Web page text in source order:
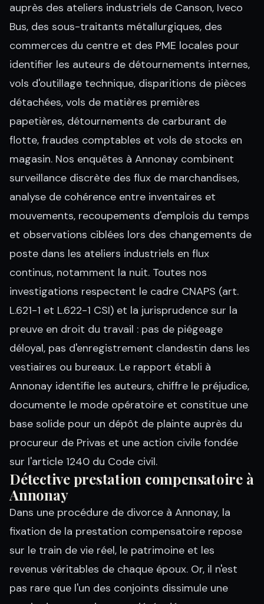
auprès des ateliers industriels de Canson, Iveco
Bus, des sous-traitants métallurgiques, des
commerces du centre et des PME locales pour
identifier les auteurs de détournements internes,
vols d'outillage technique, disparitions de pièces
détachées, vols de matières premières
papetières, détournements de carburant de
flotte, fraudes comptables et vols de stocks en
magasin. Nos enquêtes à Annonay combinent
surveillance discrète des flux de marchandises,
analyse de cohérence entre inventaires et
mouvements, recoupements d'emplois du temps
et observations ciblées lors des changements de
poste dans les ateliers industriels en flux
continus, notamment la nuit. Toutes nos
investigations respectent le cadre CNAPS (art.
L.621-1 et L.622-1 CSI) et la jurisprudence sur la
preuve en droit du travail : pas de piégeage
déloyal, pas d'enregistrement clandestin dans les
vestiaires ou bureaux. Le rapport établi à
Annonay identifie les auteurs, chiffre le préjudice,
documente le mode opératoire et constitue une
base solide pour un dépôt de plainte auprès du
procureur de Privas et une action civile fondée
sur l'article 1240 du Code civil.
Détective prestation compensatoire à
Annonay
Dans une procédure de divorce à Annonay, la
fixation de la prestation compensatoire repose
sur le train de vie réel, le patrimoine et les
revenus véritables de chaque époux. Or, il n'est
pas rare que l'un des conjoints dissimule une